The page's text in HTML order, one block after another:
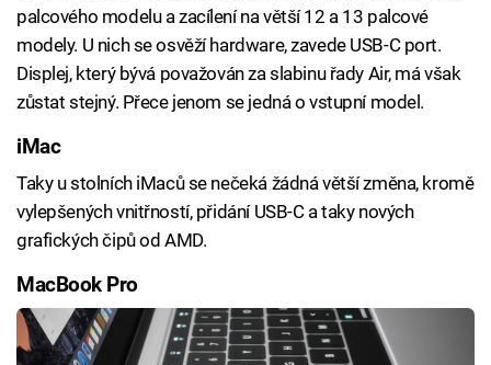
palcového modelu a zacílení na větší 12 a 13 palcové
modely. U nich se osvěží hardware, zavede USB-C port.
Displej, který bývá považován za slabinu řady Air, má však
zůstat stejný. Přece jenom se jedná o vstupní model.
iMac
Taky u stolních iMaců se nečeká žádná větší změna, kromě
vylepšených vnitřností, přidání USB-C a taky nových
grafických čipů od AMD.
MacBook Pro